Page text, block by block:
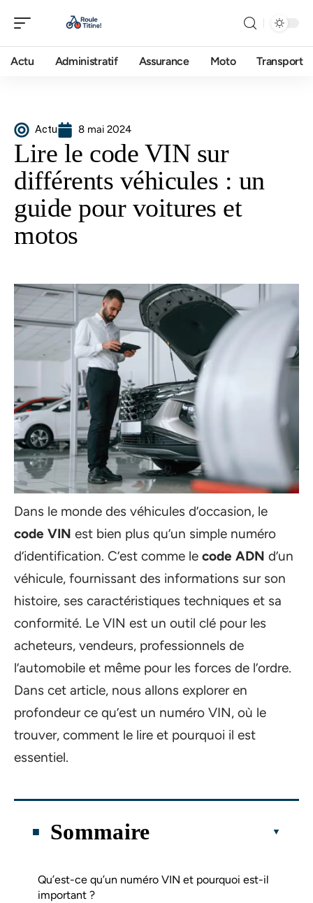
Actu Administratif Assurance Moto Transport
Actu 8 mai 2024
Lire le code VIN sur
différents véhicules : un
guide pour voitures et
motos
Dans le monde des véhicules d’occasion, le
code VIN est bien plus qu’un simple numéro
d’identification. C’est comme le code ADN d’un
véhicule, fournissant des informations sur son
histoire, ses caractéristiques techniques et sa
conformité. Le VIN est un outil clé pour les
acheteurs, vendeurs, professionnels de
l’automobile et même pour les forces de l’ordre.
Dans cet article, nous allons explorer en
profondeur ce qu’est un numéro VIN, où le
trouver, comment le lire et pourquoi il est
essentiel.
Sommaire
Qu’est-ce qu’un numéro VIN et pourquoi est-il
important ?